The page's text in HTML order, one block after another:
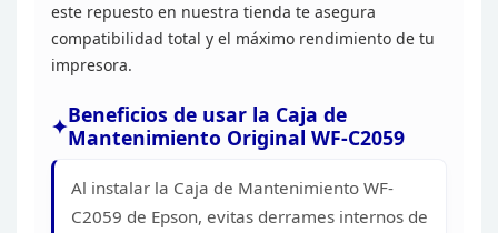
este repuesto en nuestra tienda te asegura
compatibilidad total y el máximo rendimiento de tu
impresora.
Beneficios de usar la Caja de
Mantenimiento Original WF-C2059
Al instalar la Caja de Mantenimiento WF-
C2059 de Epson, evitas derrames internos de